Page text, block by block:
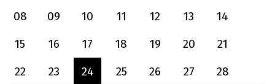
08
09 10 11 12 13
14
15
16 17 18 19 20
21
22
23 24 25 26 27 28